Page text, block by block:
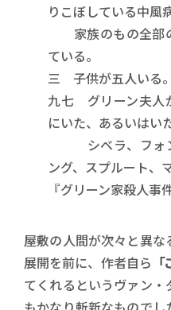
りこぼしている中風
家族のもの全部
ている。
三 子供が五人いる。
九七 グリーン夫人
にいた、あるいはい
シベラ、フォン
ング、スプルート、
『グリーン家殺人事
屋敷の人間が次々と異
展開を前に、作者自ら
てくれるというヴァン